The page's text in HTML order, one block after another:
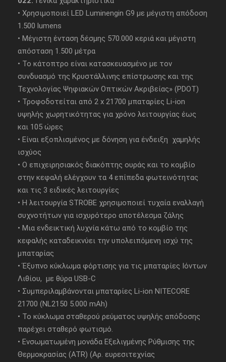
• Χρησιμοποιεί LED Luminengin G9 με μέγιστη απόδοση
1.500 lumens
• Μέγιστη ένταση δέσμης 570.000 κεριά και μέγιστη
απόσταση 1.500 μέτρα
• Το κάτοπτρο είναι κατασκευασμένο με τον
συνδυασμό της Κρυστάλλινης επίστρωσης και της
Τεχνολογίας Ψηφιακών Οπτικών Ακριβείας» (PDOT)
• Τροφοδοτείται από 2 x 21700 μπαταρίες Li-ion
υψηλής χωρητικότητας για χρόνο λειτουργίας έως
και 105 ώρες
• Είναι εξοπλισμένος με δόνηση για ένδειξη χαμηλής
ισχύος
• Ο επιχειρησιακός διακόπτης ουράς και το κομβίο
στην κεφαλή ελέγχουν τα 4 επίπεδα φωτεινότητας
και τις 3 ειδικές λειτουργίες
• Η λειτουργία STROBE χρησιμοποιεί τυχαία εναλλαγή
συχνοτήτων για ισχυρότερο αποτέλεσμα ζάλης
• Μια ενδεικτική λυχνία κάτω από το κομβίο της
κεφαλής καταδεικνύει την υπολειπόμενη ισχύ της
μπαταρίας
• Έξυπνο κύκλωμα φόρτισης για τις μπαταρίες Ιόντων
Λιθίου, με θύρα USB-C
• Συμπεριλαμβάνονται μπαταρίες Li-ion NITECORE
21700 (NL2150 5.000 mAh)
• Το κύκλωμα σταθερού ρεύματος υψηλής απόδοσης
παρέχει σταθερό φωτισμό.
• Ενσωματωμένη μονάδα Εξελιγμένης Ρύθμισης της
Θερμοκρασίας (ATR) (Αρ. ευρεσιτεχνίας